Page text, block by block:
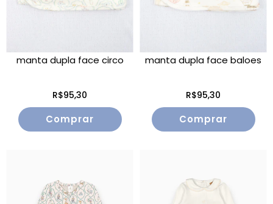
manta dupla face circo
R$95,30
manta dupla face baloes
R$95,30